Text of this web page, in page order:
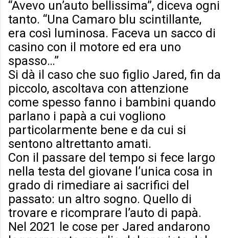
“Avevo un’auto bellissima”, diceva ogni
tanto. “Una Camaro blu scintillante,
era così luminosa. Faceva un sacco di
casino con il motore ed era uno
spasso…”
Si dà il caso che suo figlio Jared, fin da
piccolo, ascoltava con attenzione
come spesso fanno i bambini quando
parlano i papà a cui vogliono
particolarmente bene e da cui si
sentono altrettanto amati.
Con il passare del tempo si fece largo
nella testa del giovane l’unica cosa in
grado di rimediare ai sacrifici del
passato: un altro sogno. Quello di
trovare e ricomprare l’auto di papà.
Nel 2021 le cose per Jared andarono